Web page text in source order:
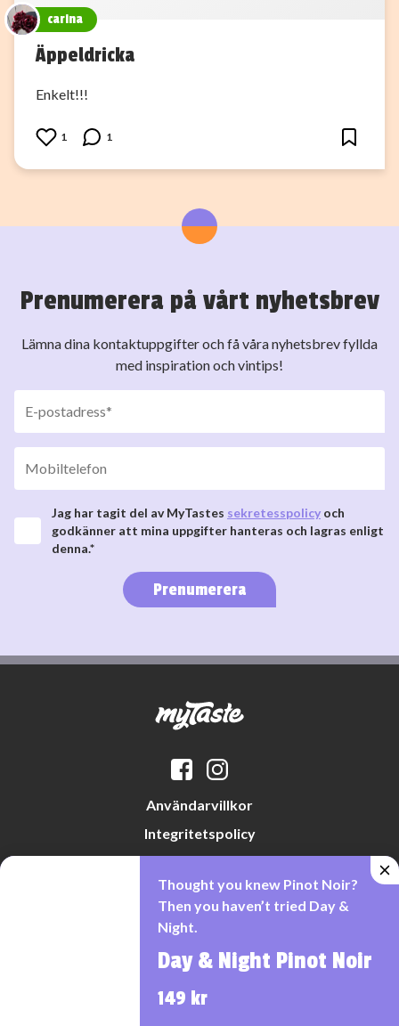
carina
Äppeldricka
Enkelt!!!
1 1
Prenumerera på vårt nyhetsbrev
Lämna dina kontaktuppgifter och få våra nyhetsbrev fyllda
med inspiration och vintips!
Jag har tagit del av MyTastes sekretesspolicy och
godkänner att mina uppgifter hanteras och lagras enligt
denna.*
Prenumerera
Användarvillkor
Integritetspolicy
Cookiepolicy
Denna webbplats drivs av Vinklubben i Norden AB
Thought you knew Pinot Noir?
Then you haven’t tried Day &
Night.
Day & Night Pinot Noir
149 kr